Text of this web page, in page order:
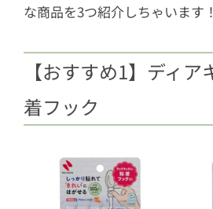
な商品を3つ紹介しちゃいます
【おすすめ1】ディ
着フック